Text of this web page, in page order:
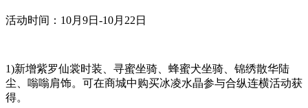
活动时间：10月9日-10月22日
1)新增紫罗仙裳时装、寻蜜坐骑、蜂蜜犬坐骑、锦绣散华陆
尘、嗡嗡肩饰。可在商城中购买冰凌水晶参与合纵连横活动获
得。